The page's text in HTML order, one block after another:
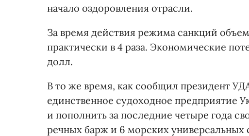
начало оздоровления отрасли.
За время действия режима санкций
практически в 4 раза. Экономические
долл.
В то же время, как сообщил президент
единственное судоходное предприятие
и пополнить за последние четыре года
речных барж и 6 морских универсальных